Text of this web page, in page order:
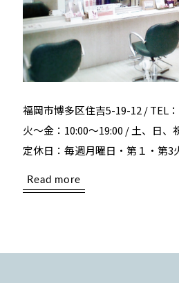
福岡市博多区住吉5-19-12 / TEL
火～金：10:00～19:00 / 土、日、
定休日：毎週月曜日・第１・第3
Read more